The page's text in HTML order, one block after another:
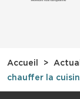
Accueil
chauffer la